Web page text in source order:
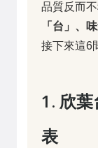
品質反而
「台」、
接下來這6
1. 欣
表